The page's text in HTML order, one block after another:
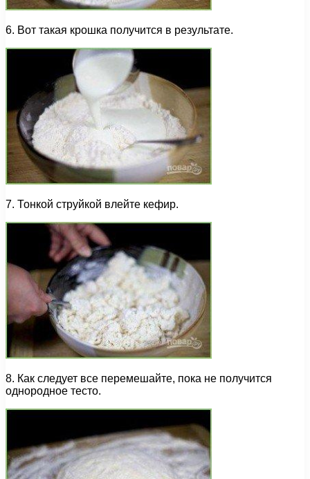
6. Вот такая крошка получится в результате.
7. Тонкой струйкой влейте кефир.
8. Как следует все перемешайте, пока не получится
однородное тесто.